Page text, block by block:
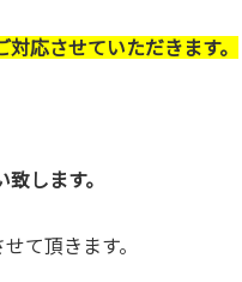
応させていただきます。
します。
て頂きます。